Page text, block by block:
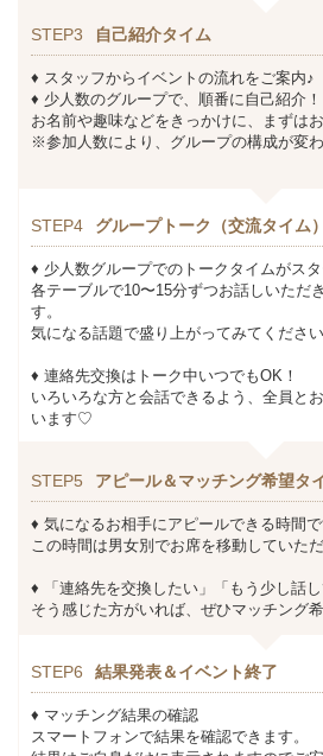
STEP3 自己紹介タイム
♦ スタッフからイベントの流れをご案内♪
♦ 少人数のグループで、順番に自己紹介！
お名前や趣味などをきっかけに、まずは
※参加人数により、グループの構成が変わ
STEP4 グループトーク（交流タイム）
♦ 少人数グループでのトークタイムがスタ
各テーブルで10〜15分ずつお話しいただ
す。
気になる話題で盛り上がってみてくださ
♦ 連絡先交換はトーク中いつでもOK！
いろいろな方と会話できるよう、全員と
います♡
STEP5 アピール＆マッチング希望タ
♦ 気になるお相手にアピールできる時間
この時間は男女別でお席を移動していただ
♦ 「連絡先を交換したい」「もう少し話し
そう感じた方がいれば、ぜひマッチング
STEP6 結果発表＆イベント終了
♦ マッチング結果の確認
スマートフォンで結果を確認できます。